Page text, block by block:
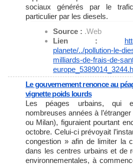
sociaux générés par le
particulier par les diesels.
Source : .Web
Lien :
planete/../pollution-le-
milliards-de-frais-de-
europe_5389014_3244.
Le gouvernement renonce au
vignette poids lourds
Les péages urbains, qui
nombreuses années à
ou Milan), figuraient pourtant
octobre. Celui-ci prévoyait
congestion » afin de limiter la
dans les centres urbains et de
environnementales, à